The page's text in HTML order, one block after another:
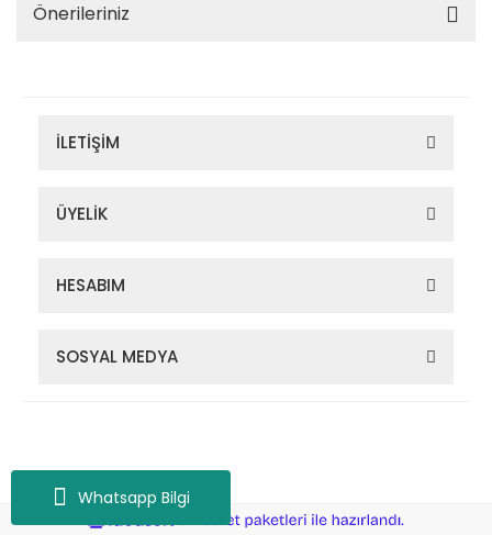
Whatsapp Bilgi
Önerileriniz
İLETİŞİM
ÜYELİK
HESABIM
SOSYAL MEDYA
e-